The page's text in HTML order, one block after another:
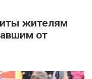
жителям
от